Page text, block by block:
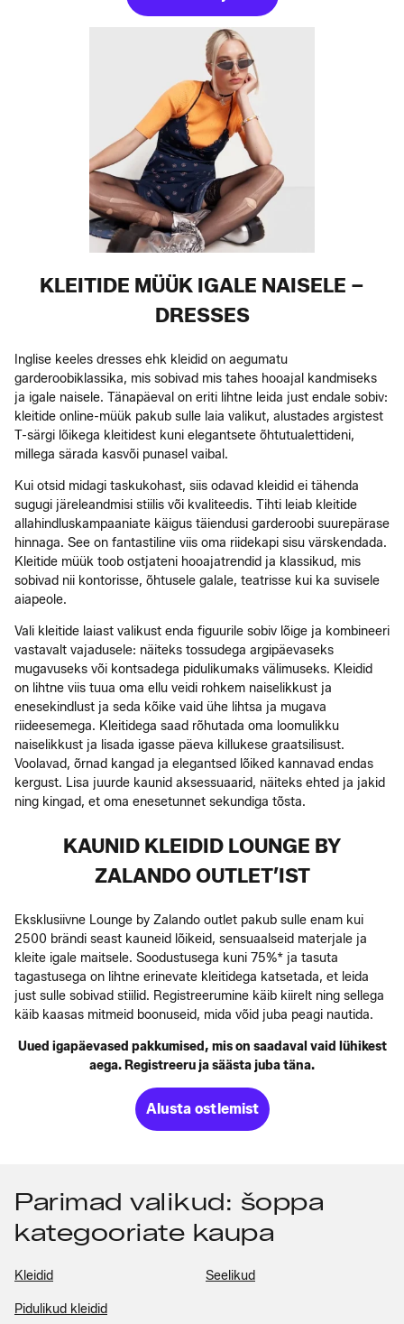
KLEITIDE MÜÜK IGALE NAISELE –
DRESSES
Inglise keeles dresses ehk kleidid on aegumatu
garderoobiklassika, mis sobivad mis tahes hooajal kandmiseks
ja igale naisele. Tänapäeval on eriti lihtne leida just endale sobiv:
kleitide online-müük pakub sulle laia valikut, alustades argistest
T-särgi lõikega kleitidest kuni elegantsete õhtutualettideni,
millega särada kasvõi punasel vaibal.
Kui otsid midagi taskukohast, siis odavad kleidid ei tähenda
sugugi järeleandmisi stiilis või kvaliteedis. Tihti leiab kleitide
allahindluskampaaniate käigus täiendusi garderoobi suurepärase
hinnaga. See on fantastiline viis oma riidekapi sisu värskendada.
Kleitide müük toob ostjateni hooajatrendid ja klassikud, mis
sobivad nii kontorisse, õhtusele galale, teatrisse kui ka suvisele
aiapeole.
Vali kleitide laiast valikust enda figuurile sobiv lõige ja kombineeri
vastavalt vajadusele: näiteks tossudega argipäevaseks
mugavuseks või kontsadega pidulikumaks välimuseks. Kleidid
on lihtne viis tuua oma ellu veidi rohkem naiselikkust ja
enesekindlust ja seda kõike vaid ühe lihtsa ja mugava
riideesemega. Kleitidega saad rõhutada oma loomulikku
naiselikkust ja lisada igasse päeva killukese graatsilisust.
Voolavad, õrnad kangad ja elegantsed lõiked kannavad endas
kergust. Lisa juurde kaunid aksessuaarid, näiteks ehted ja jakid
ning kingad, et oma enesetunnet sekundiga tõsta.
KAUNID KLEIDID LOUNGE BY
ZALANDO OUTLET’IST
Eksklusiivne Lounge by Zalando outlet pakub sulle enam kui
2500 brändi seast kauneid lõikeid, sensuaalseid materjale ja
kleite igale maitsele. Soodustusega kuni 75%* ja tasuta
tagastusega on lihtne erinevate kleitidega katsetada, et leida
just sulle sobivad stiilid. Registreerumine käib kiirelt ning sellega
käib kaasas mitmeid boonuseid, mida võid juba peagi nautida.
Uued igapäevased pakkumised, mis on saadaval vaid lühikest
aega. Registreeru ja säästa juba täna.
Alusta ostlemist
Parimad valikud: šoppa
kategooriate kaupa
Kleidid Seelikud
Pidulikud kleidid